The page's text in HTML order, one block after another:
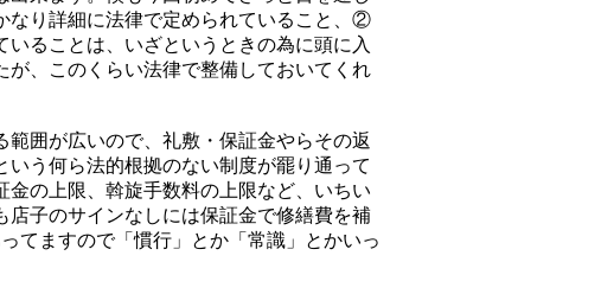
り詳細に法律で定められていること、②
ることは、いざというときの為に頭に入
、このくらい法律で整備しておいてくれ
囲が広いので、礼敷・保証金やらその返
う何ら法的根拠のない制度が罷り通って
の上限、斡旋手数料の上限など、いちい
子のサインなしには保証金で修繕費を補
てますので「慣行」とか「常識」とかいっ